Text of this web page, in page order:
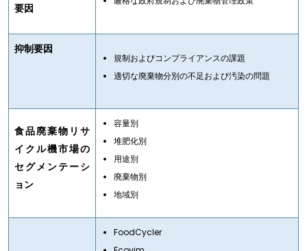
要因
抑制要因
規制およびコンプライアンスの課題
適切な廃棄物分別の不足および汚染の問題
食品廃棄物リサ
イクル機市場の
セグメンテーシ
ョン
容量別
堆肥化別
用途別
廃棄物別
地域別
FoodCycler